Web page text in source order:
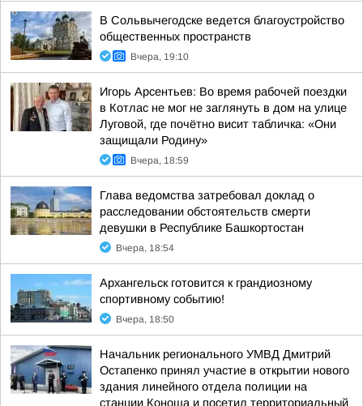
В Сольвычегодске ведется благоустройство
общественных пространств
Вчера, 19:10
Игорь Арсентьев: Во время рабочей поездки
в Котлас не мог не заглянуть в дом на улице
Луговой, где почётно висит табличка: «Они
защищали Родину»
Вчера, 18:59
Глава ведомства затребовал доклад о
расследовании обстоятельств смерти
девушки в Республике Башкортостан
Вчера, 18:54
Архангельск готовится к грандиозному
спортивному событию!
Вчера, 18:50
Начальник регионального УМВД Дмитрий
Остапенко принял участие в открытии нового
здания линейного отдела полиции на
станции Коноша и посетил территориальный